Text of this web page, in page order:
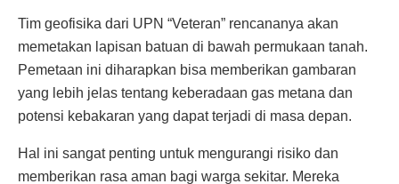
Tim geofisika dari UPN “Veteran” rencananya akan
memetakan lapisan batuan di bawah permukaan tanah.
Pemetaan ini diharapkan bisa memberikan gambaran
yang lebih jelas tentang keberadaan gas metana dan
potensi kebakaran yang dapat terjadi di masa depan.
Hal ini sangat penting untuk mengurangi risiko dan
memberikan rasa aman bagi warga sekitar. Mereka